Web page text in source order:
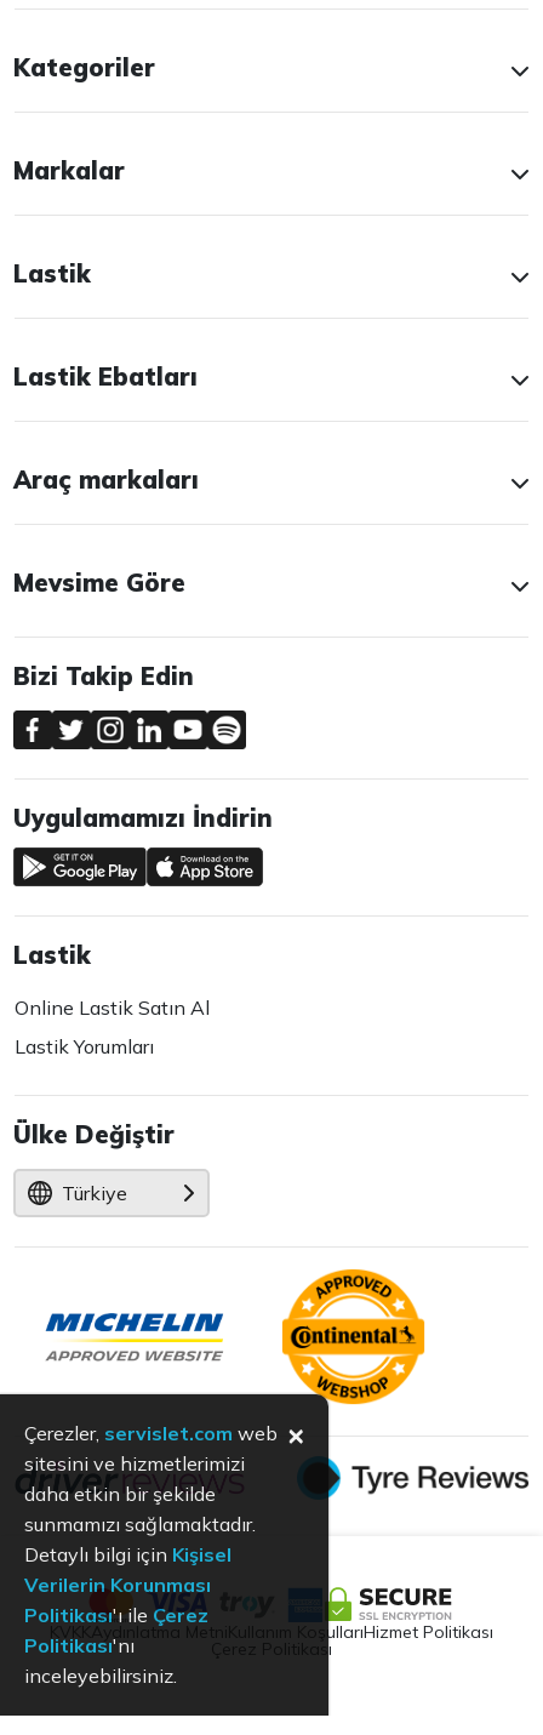
Kategoriler
Markalar
Lastik
Lastik Ebatları
Araç markaları
Mevsime Göre
Bizi Takip Edin
Uygulamamızı İndirin
Lastik
Online Lastik Satın Al
Lastik Yorumları
Ülke Değiştir
Türkiye
Aydınlatma Metni Kullanım KoşullarıHizmet Politikası
Çerez Politikası
Çerezler, servislet.com web
sitesini ve hizmetlerimizi
daha etkin bir şekilde
sunmamızı sağlamaktadır.
Detaylı bilgi için Kişisel
Verilerin Korunması
Politikası'ı ile Çerez
Politikası'nı
inceleyebilirsiniz.
×